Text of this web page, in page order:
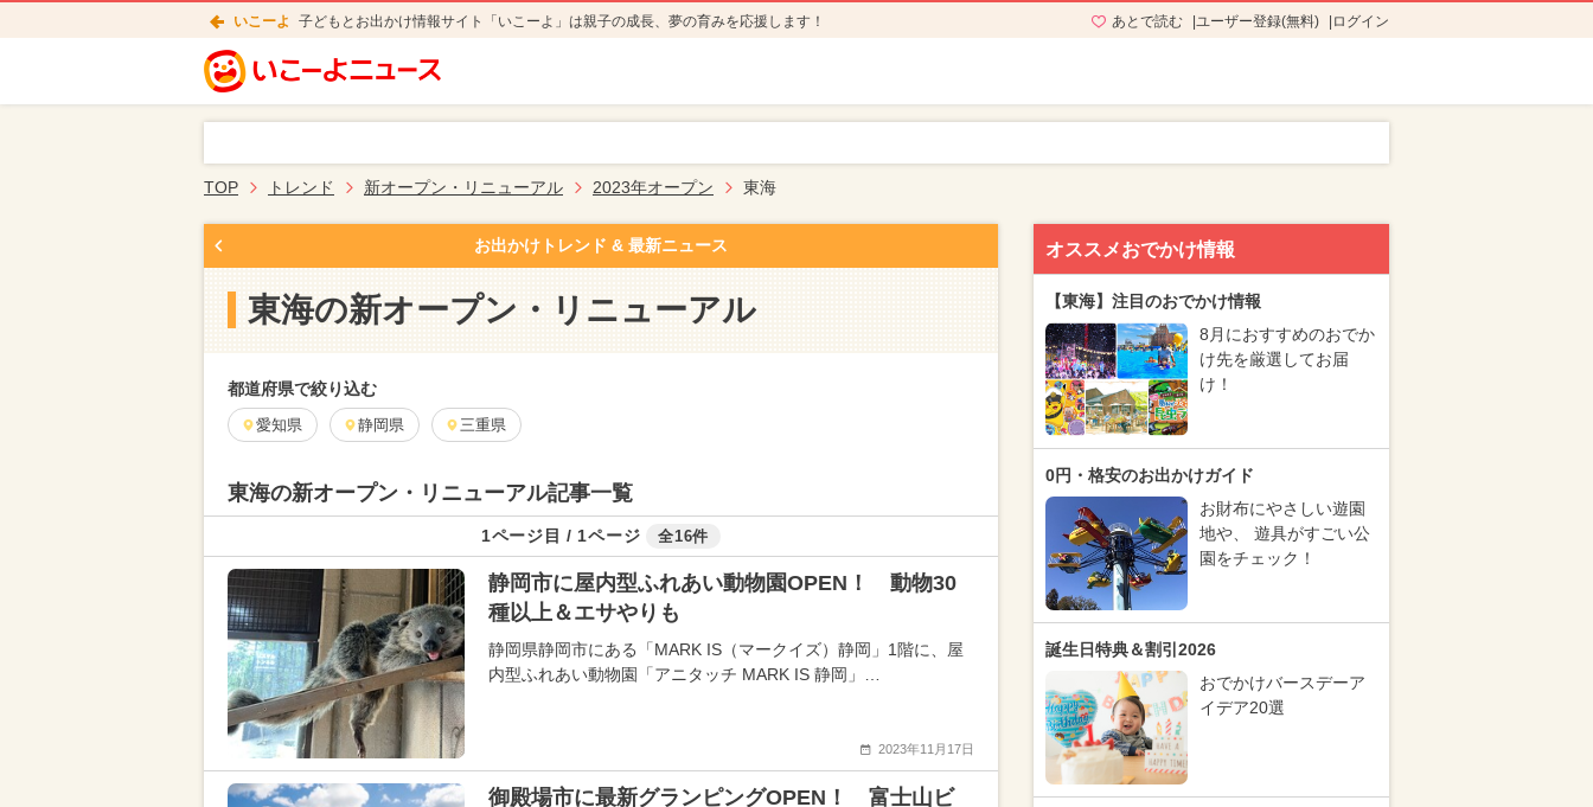
いこーよ 子どもとお出かけ情報サイト「いこーよ」は親子の成長、夢の育みを応援します！ あとで読む ユーザー登録(無料) ログイン
TOP トレンド 新オープン・リニューアル 2023年オープン 東海
お出かけトレンド & 最新ニュース
東海の新オープン・リニューアル
都道府県で絞り込む
愛知県 静岡県 三重県
東海の新オープン・リニューアル記事一覧
1ページ目 / 1ページ 全16件
静岡市に屋内型ふれあい動物園OPEN！ 動物30
種以上＆エサやりも
静岡県静岡市にある「MARK IS（マークイズ）静岡」1階に、屋
内型ふれあい動物園「アニタッチ MARK IS 静岡」…
2023年11月17日
御殿場市に最新グランピングOPEN！ 富士山ビ
オススメおでかけ情報
【東海】注目のおでかけ情報
8月におすすめのおでか
け先を厳選してお届
け！
0円・格安のお出かけガイド
お財布にやさしい遊園
地や、 遊具がすごい公
園をチェック！
誕生日特典＆割引2026
おでかけバースデーア
イデア20選